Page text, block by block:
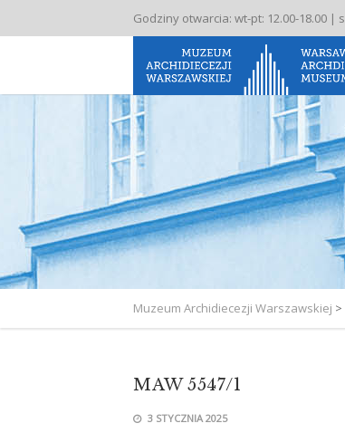
Godziny otwarcia: wt-pt: 12.00-18.00 |
Muzeum Archidiecezji Warszawskiej >
MAW 5547/1
3 STYCZNIA 2025